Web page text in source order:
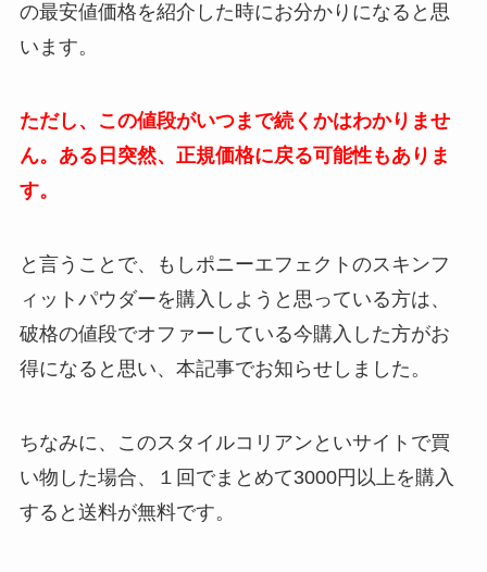
の最安値価格を紹介した時にお分かりになると思
います。
ただし、この値段がいつまで続くかはわかりませ
ん。ある日突然、正規価格に戻る可能性もありま
す。
と言うことで、もしポニーエフェクトのスキンフ
ィットパウダーを購入しようと思っている方は、
破格の値段でオファーしている今購入した方がお
得になると思い、本記事でお知らせしました。
ちなみに、このスタイルコリアンといサイトで買
い物した場合、１回でまとめて3000円以上を購入
すると送料が無料です。